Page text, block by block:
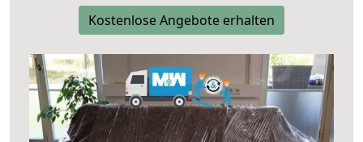
Kostenlose Angebote erhalten